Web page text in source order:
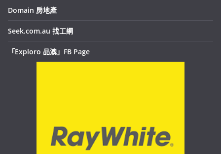
Domain 房地產
Seek.com.au 找工網
「Exploro 品澳」FB Page